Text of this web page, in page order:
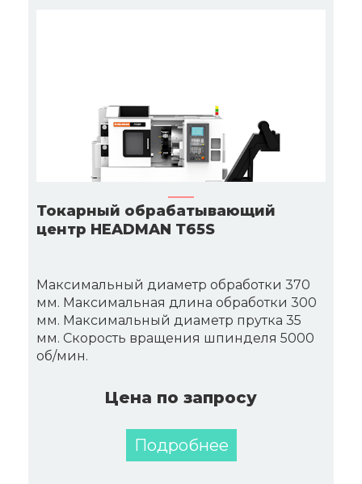
Токарный обрабатывающий
центр HEADMAN Т65S
Максимальный диаметр обработки 370
мм. Максимальная длина обработки 300
мм. Максимальный диаметр прутка 35
мм. Скорость вращения шпинделя 5000
об/мин.
Цена по запросу
Подробнее